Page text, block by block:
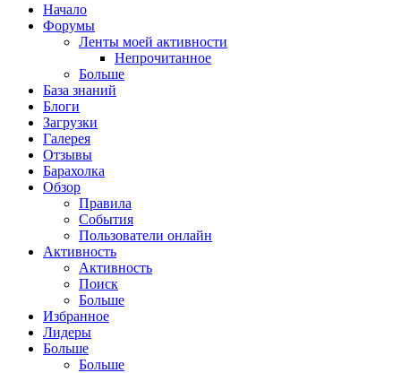
Начало
Форумы
Ленты моей активности
Непрочитанное
Больше
База знаний
Блоги
Загрузки
Галерея
Отзывы
Барахолка
Обзор
Правила
События
Пользователи онлайн
Активность
Активность
Поиск
Больше
Избранное
Лидеры
Больше
Больше